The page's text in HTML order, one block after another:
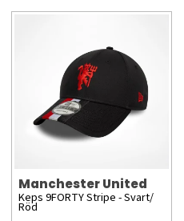
Manchester United
Keps 9FORTY Stripe - Svart/
Röd